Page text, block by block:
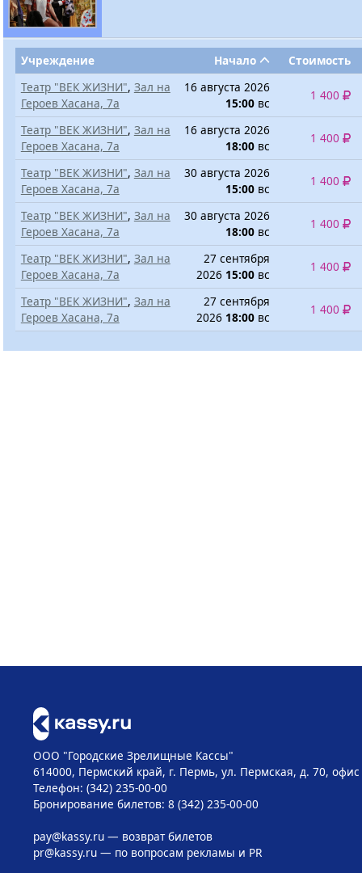
Учреждение Начало
Стоимость
Театр "ВЕК ЖИЗНИ", Зал на
Героев Хасана, 7а
16 августа 2026
15:00 вс
1 400
Театр "ВЕК ЖИЗНИ", Зал на
Героев Хасана, 7а
16 августа 2026
18:00 вс
1 400
Театр "ВЕК ЖИЗНИ", Зал на
Героев Хасана, 7а
30 августа 2026
15:00 вс
1 400
Театр "ВЕК ЖИЗНИ", Зал на
Героев Хасана, 7а
30 августа 2026
18:00 вс
1 400
Театр "ВЕК ЖИЗНИ", Зал на
Героев Хасана, 7а
27 сентября
2026 15:00 вс
1 400
Театр "ВЕК ЖИЗНИ", Зал на
Героев Хасана, 7а
27 сентября
2026 18:00 вс
1 400
ООО "Городские Зрелищные Кассы"
614000, Пермский край, г. Пермь, ул. Пермская, д. 70, офис
Телефон: (342) 235-00-00
Бронирование билетов: 8 (342) 235-00-00
pay@kassy.ru— возврат билетов
pr@kassy.ru— по вопросам рекламы и PR